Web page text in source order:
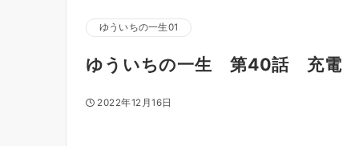
ゆういちの一生01
ゆういちの一生 第40話 充電
2022年12月16日